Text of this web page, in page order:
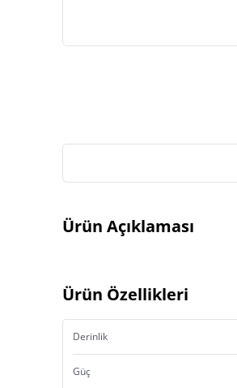
Ürün Açıklaması
Ürün Özellikleri
Derinlik
Güç